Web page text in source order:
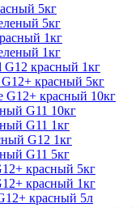
5кг
5кг
1кг
1кг
красный 1кг
красный 5кг
G12+ красный 10кг
G11 10кг
G11 1кг
G12 1кг
G11 5кг
красный 5кг
красный 1кг
красный 5л